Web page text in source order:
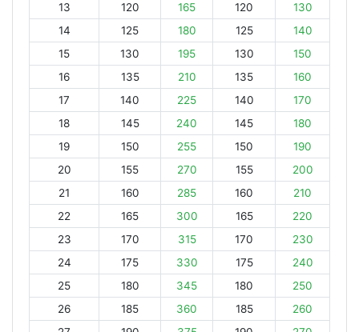
13
120 165 120
130
14
125 180 125
140
15
130 195 130
150
16
135 210 135
160
17
140 225 140
170
18
145 240 145
180
19
150 255 150
190
20
155 270 155
200
21
160 285 160
210
22
165 300 165
220
23
170 315 170
230
24
175 330 175
240
25
180 345 180
250
26
185 360 185
260